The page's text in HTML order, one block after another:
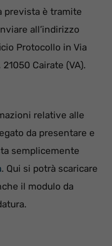
prevista è tramite
all’indirizzo
Protocollo in Via
Cairate (VA).
relative alle
da presentare e
semplicemente
. Qui si potrà scaricare
il modulo da